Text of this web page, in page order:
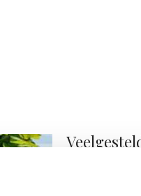
Helaas